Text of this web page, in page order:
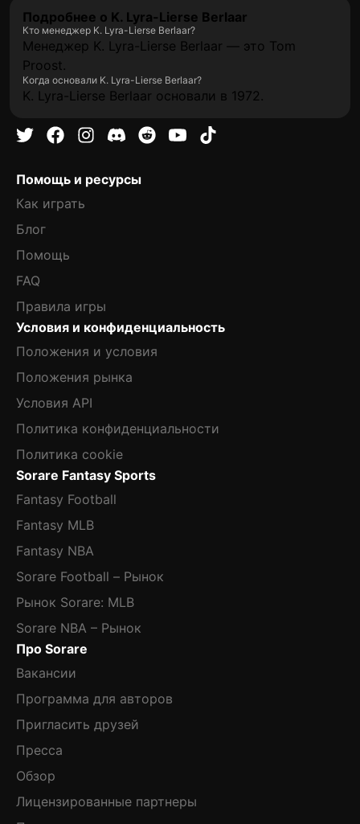
Подробнее о K. Lyra-Lierse Berlaar
Кто менеджер K. Lyra-Lierse Berlaar?
Менеджер K. Lyra-Lierse Berlaar — это Tom
Proost.
Когда основали K. Lyra-Lierse Berlaar?
K. Lyra-Lierse Berlaar основали в 1972.
Помощь и ресурсы
Как играть
Блог
Помощь
FAQ
Правила игры
Условия и конфиденциальность
Положения и условия
Положения рынка
Условия API
Политика конфиденциальности
Политика cookie
Sorare Fantasy Sports
Fantasy Football
Fantasy MLB
Fantasy NBA
Sorare Football – Рынок
Рынок Sorare: MLB
Sorare NBA – Рынок
Про Sorare
Вакансии
Программа для авторов
Пригласить друзей
Пресса
Обзор
Лицензированные партнеры